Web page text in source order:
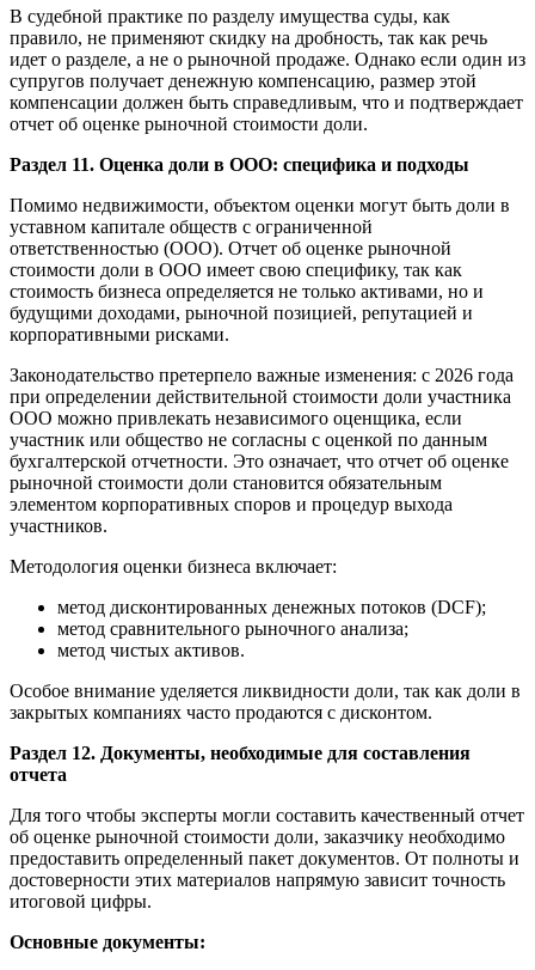
В судебной практике по разделу имущества суды, как
правило, не применяют скидку на дробность, так как речь
идет о разделе, а не о рыночной продаже. Однако если один из
супругов получает денежную компенсацию, размер этой
компенсации должен быть справедливым, что и подтверждает
отчет об оценке рыночной стоимости доли.
Раздел 11. Оценка доли в ООО: специфика и подходы
Помимо недвижимости, объектом оценки могут быть доли в
уставном капитале обществ с ограниченной
ответственностью (ООО). Отчет об оценке рыночной
стоимости доли в ООО имеет свою специфику, так как
стоимость бизнеса определяется не только активами, но и
будущими доходами, рыночной позицией, репутацией и
корпоративными рисками.
Законодательство претерпело важные изменения: с 2026 года
при определении действительной стоимости доли участника
ООО можно привлекать независимого оценщика, если
участник или общество не согласны с оценкой по данным
бухгалтерской отчетности. Это означает, что отчет об оценке
рыночной стоимости доли становится обязательным
элементом корпоративных споров и процедур выхода
участников.
Методология оценки бизнеса включает:
метод дисконтированных денежных потоков (DCF);
метод сравнительного рыночного анализа;
метод чистых активов.
Особое внимание уделяется ликвидности доли, так как доли в
закрытых компаниях часто продаются с дисконтом.
Раздел 12. Документы, необходимые для составления
отчета
Для того чтобы эксперты могли составить качественный отчет
об оценке рыночной стоимости доли, заказчику необходимо
предоставить определенный пакет документов. От полноты и
достоверности этих материалов напрямую зависит точность
итоговой цифры.
Основные документы: